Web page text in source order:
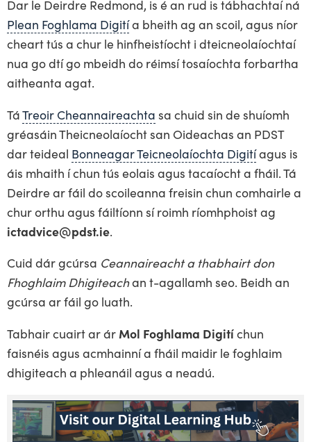
Dar le Deirdre Redmond, is é an rud is tábhachtaí ná
Plean Foghlama Digitía bheith ag an scoil, agus níor
cheart tús a chur le hinfheistíocht i dteicneolaíochtaí
nua go dtí go mbeidh do réimsí tosaíochta forbartha
aitheanta agat.
TáTreoir Cheannaireachta sa chuid sin de shuíomh
gréasáin Theicneolaíocht san Oideachas an PDST
dar teideal Bonneagar Teicneolaíochta Digitíagus is
áis mhaith í chun tús eolais agus tacaíocht a fháil. Tá
Deirdre ar fáil do scoileanna freisin chun comhairle a
chur orthu agus fáiltíonn sí roimh ríomhphoist ag
ictadvice@pdst.ie.
Cuid dár gcúrsa Ceannaireacht a thabhairt don
Fhoghlaim Dhigiteachan t-agallamh seo. Beidh an
gcúrsa ar fáil go luath.
Tabhair cuairt ar árMol Foghlama Digitíchun
faisnéis agus acmhainní a fháil maidir le foghlaim
dhigiteach a phleanáil agus a neadú.